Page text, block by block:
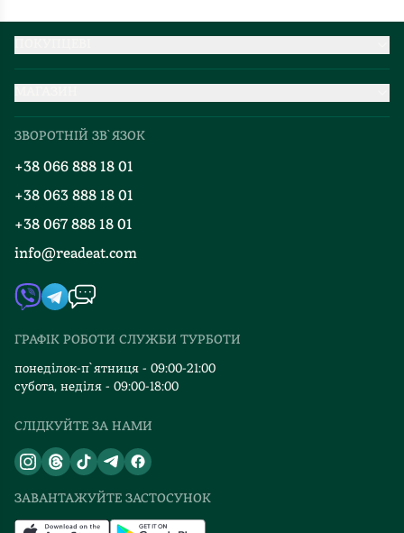
Про нас
Добірки
Блог
Події
Книгарні
Контакти
Автори
Видавництва
Відгуки та оцінка RDT
Партнерство
ЗВОРОТНІЙ ЗВ`ЯЗОК
+38 066 888 18 01
+38 063 888 18 01
+38 067 888 18 01
info@readeat.com
ГРАФІК РОБОТИ СЛУЖБИ ТУРБОТИ
понеділок-п`ятниця - 09:00-21:00
субота, неділя - 09:00-18:00
СЛІДКУЙТЕ ЗА НАМИ
ЗАВАНТАЖУЙТЕ ЗАСТОСУНОК